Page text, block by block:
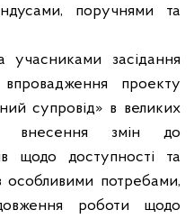
поручнями та
учасниками засідання
проекту
супровід» в великих
внесення змін до
щодо доступності та
особливими потребами,
роботи щодо